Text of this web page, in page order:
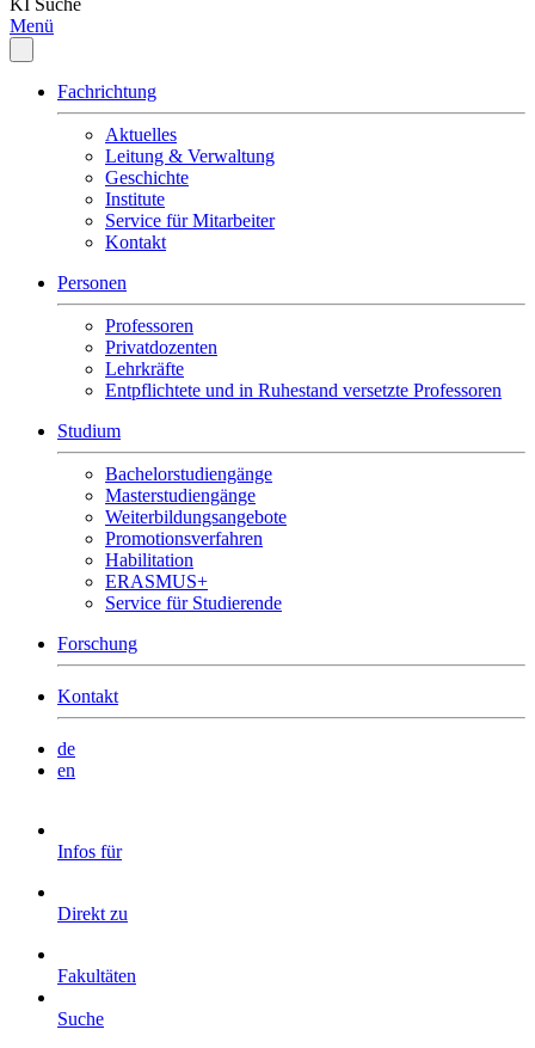
KI Suche
Menü
Fachrichtung
Aktuelles
Leitung & Verwaltung
Geschichte
Institute
Service für Mitarbeiter
Kontakt
Personen
Professoren
Privatdozenten
Lehrkräfte
Entpflichtete und in Ruhestand versetzte Professoren
Studium
Bachelorstudiengänge
Masterstudiengänge
Weiterbildungsangebote
Promotionsverfahren
Habilitation
ERASMUS+
Service für Studierende
Forschung
Kontakt
de
en
Infos für
Direkt zu
Fakultäten
Suche